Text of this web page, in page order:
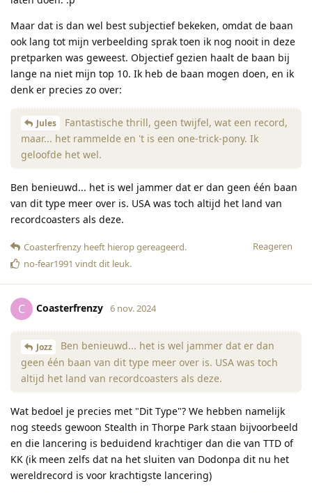
Maar dat is dan wel best subjectief bekeken, omdat de baan
ook lang tot mijn verbeelding sprak toen ik nog nooit in deze
pretparken was geweest. Objectief gezien haalt de baan bij
lange na niet mijn top 10. Ik heb de baan mogen doen, en ik
denk er precies zo over:
Jules
Fantastische thrill, geen twijfel, wat een record,
maar... het rammelde en 't is een one-trick-pony. Ik
geloofde het wel.
Ben benieuwd... het is wel jammer dat er dan geen één baan
van dit type meer over is. USA was toch altijd het land van
recordcoasters als deze.
Reageren
Coasterfrenzy heeft hierop gereageerd.
no-fear1991 vindt dit leuk.
C Coasterfrenzy 6 nov. 2024
Jozz
Ben benieuwd... het is wel jammer dat er dan
geen één baan van dit type meer over is. USA was toch
altijd het land van recordcoasters als deze.
Wat bedoel je precies met "Dit Type"? We hebben namelijk
nog steeds gewoon Stealth in Thorpe Park staan bijvoorbeeld
en die lancering is beduidend krachtiger dan die van TTD of
KK (ik meen zelfs dat na het sluiten van Dodonpa dit nu het
wereldrecord is voor krachtigste lancering)